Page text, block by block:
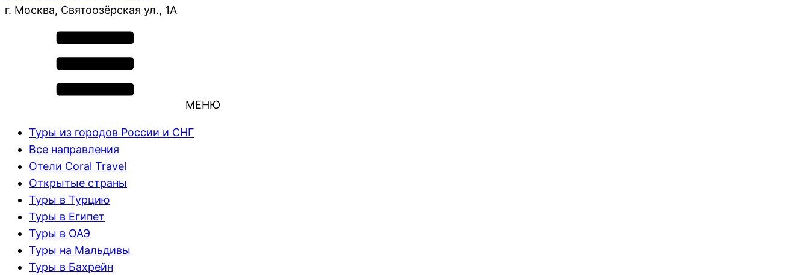
г. Москва, Святоозёрская ул., 1А
МЕНЮ
Туры из городов России и СНГ
Все направления
Отели Coral Travel
Открытые страны
Туры в Турцию
Туры в Египет
Туры в ОАЭ
Туры на Мальдивы
Туры в Бахрейн